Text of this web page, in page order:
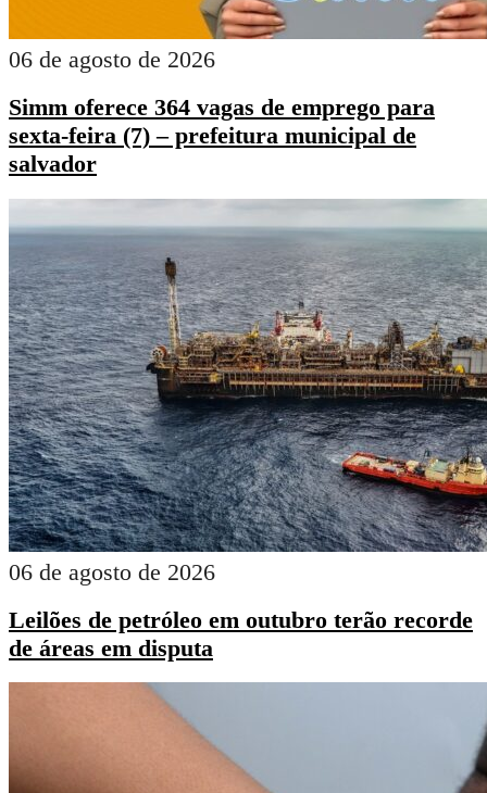
06 de agosto de 2026
Simm oferece 364 vagas de emprego para
sexta-feira (7) – prefeitura municipal de
salvador
06 de agosto de 2026
Leilões de petróleo em outubro terão recorde
de áreas em disputa